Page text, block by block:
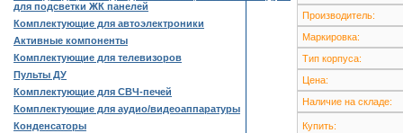
для подсветки ЖК панелей
Комплектующие для автоэлектроники
Активные компоненты
Комплектующие для телевизоров
Пульты ДУ
Комплектующие для СВЧ-печей
Комплектующие для аудио/видеоаппаратуры
Конденсаторы
Производитель:
Маркировка:
Тип корпуса:
Цена:
Наличие на складе:
Купить: